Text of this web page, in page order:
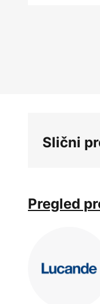
images
gallery
Slični
Pregled